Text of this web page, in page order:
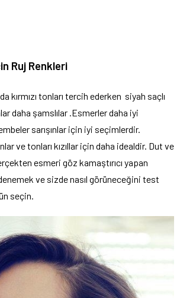
Ruj Renkleri
kırmızı tonları tercih ederken siyah saçlı
daha şamslılar .Esmerler daha iyi
sarışınlar için iyi seçimlerdir.
ve tonları kızıllar için daha idealdir. Dut ve
esmeri göz kamaştırıcı yapan
ve sizde nasıl görüneceğini test
seçin.